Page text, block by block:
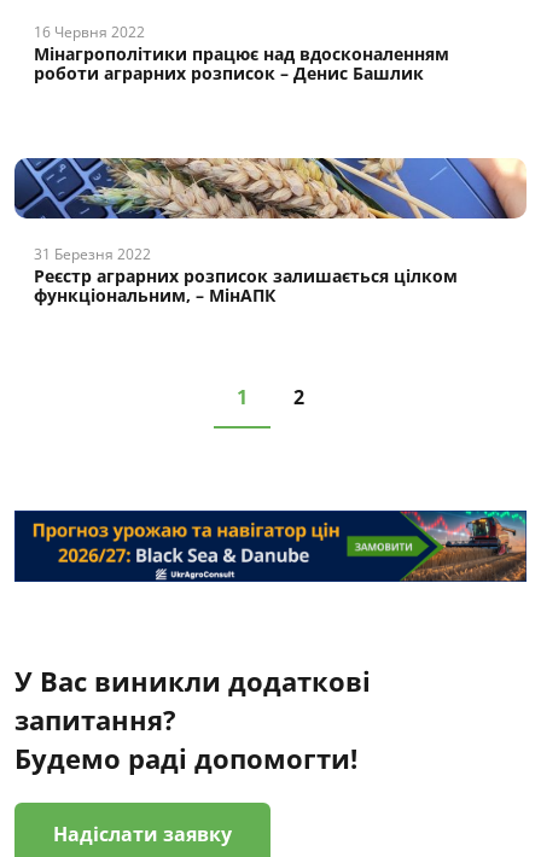
16 Червня 2022
Мінагрополітики працює над вдосконаленням
роботи аграрних розписок – Денис Башлик
31 Березня 2022
Реєстр аграрних розписок залишається цілком
функціональним, – МінАПК
1 2
У Вас виникли додаткові
запитання?
Будемо раді допомогти!
Надіслати заявку